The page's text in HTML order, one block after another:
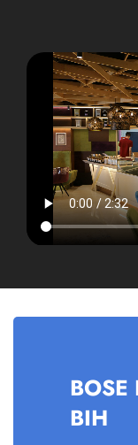
BOSE
BIH